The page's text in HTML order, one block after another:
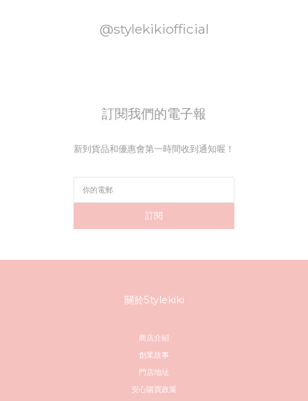
@stylekikiofficial
訂閱我們的電子報
新到貨品和優惠會第一時間收到通知喔！
訂閱
關於Stylekiki
商店介紹
創業故事
門店地址
安心購買政策